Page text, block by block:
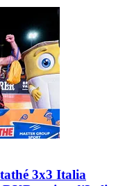
3x3 Italia